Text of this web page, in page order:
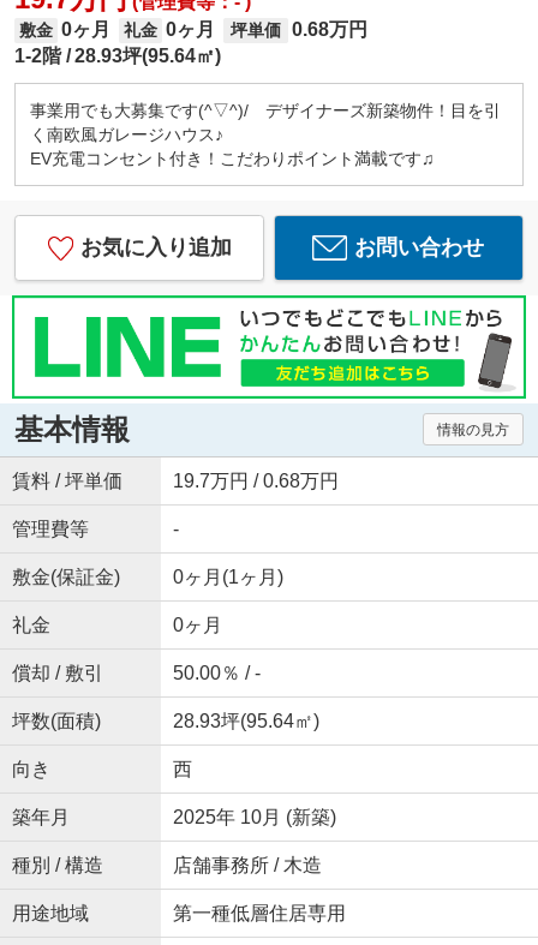
敷金 0ヶ月 礼金 0ヶ月 坪単価 0.68万円
1-2階 28.93坪(95.64㎡)
事業用でも大募集です(^▽^)/ デザイナーズ新築物件！目を引
く南欧風ガレージハウス♪
EV充電コンセント付き！こだわりポイント満載です♫
お気に入り追加 お問い合わせ
基本情報 情報の見方
賃料 / 坪単価 19.7万円 / 0.68万円
管理費等 -
敷金(保証金) 0ヶ月(1ヶ月)
礼金 0ヶ月
償却 / 敷引 50.00％ / -
坪数(面積) 28.93坪(95.64㎡)
向き 西
築年月 2025年 10月 (新築)
種別 / 構造 店舗事務所 / 木造
用途地域 第一種低層住居専用